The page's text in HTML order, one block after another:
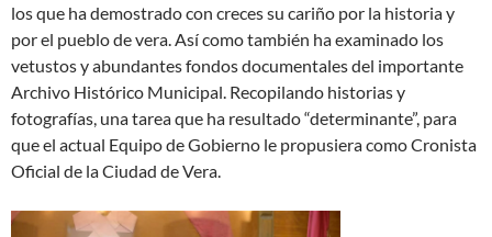
los que ha demostrado con creces su cariño por la historia y
por el pueblo de vera. Así como también ha examinado los
vetustos y abundantes fondos documentales del importante
Archivo Histórico Municipal. Recopilando historias y
fotografías, una tarea que ha resultado “determinante”, para
que el actual Equipo de Gobierno le propusiera como Cronista
Oficial de la Ciudad de Vera.